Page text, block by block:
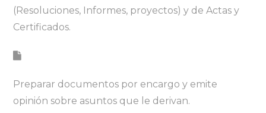
(Resoluciones, Informes, proyectos) y de Actas y
Certificados.
Preparar documentos por encargo y emite
opinión sobre asuntos que le derivan.